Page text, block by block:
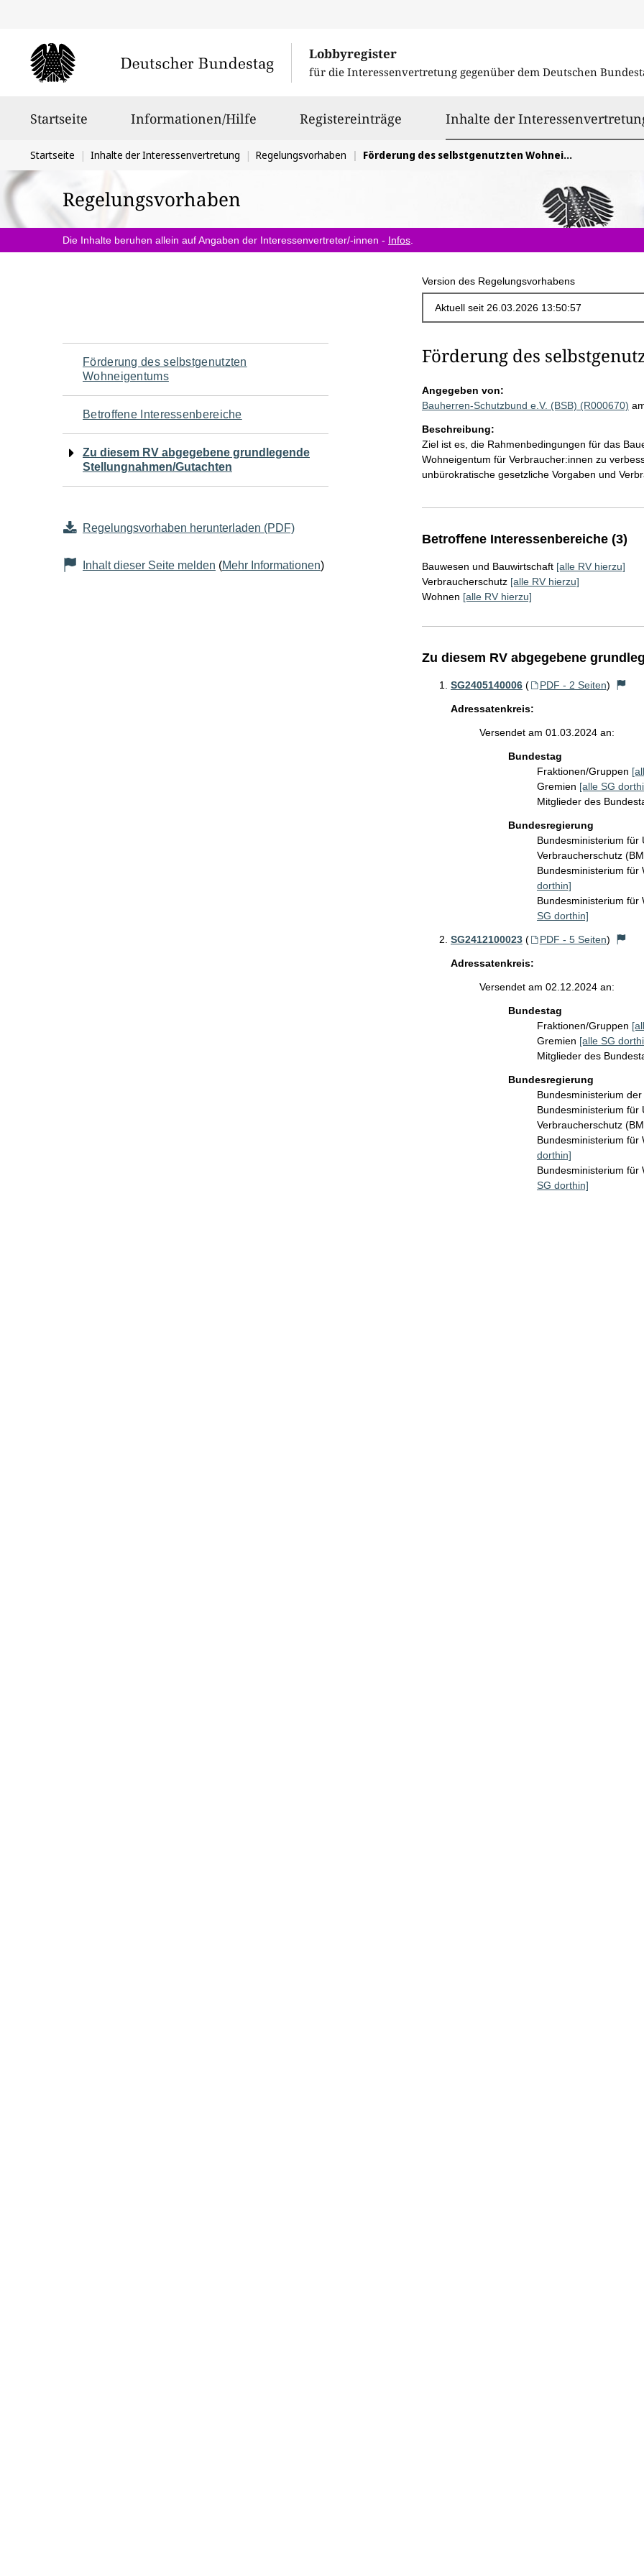
Lobbyregister
für die Interessenvertretung gegenüber dem Deutschen
Startseite Informationen/Hilfe Registereinträge Inhalte der
Sie
befinden
sich
hier:
Startseite Inhalte der Interessenvertretung Regelungsvorhaben Förderung des selbstgenutzten Wohneigentums
Regelungsvorhaben
Die Inhalte beruhen allein auf Angaben der Interessenvertreter/-innen - Infos
Version des Regelungsvorhabens
Navigation
für
den
Seiteninhalt
Förderung des selbstgenutzten
Wohneigentums
Betroffene Interessenbereiche
Zu diesem RV abgegebene grundlegende
Stellungnahmen/Gutachten
Regelungsvorhaben herunterladen (PDF)
Inhalt dieser Seite melden (Mehr Informationen)
Förderung des
Angegeben von:
Bauherren-Schutzbund e.V. (BSB) (R000670)
Beschreibung:
Ziel ist es, die Rahmenbedingungen für das
Wohneigentum für Verbraucher:innen zu
unbürokratische gesetzliche Vorgaben und
Betroffene Interessenbereiche (3)
Bauwesen und Bauwirtschaft [alle RV hierzu]
Verbraucherschutz [alle RV hierzu]
Wohnen [alle RV hierzu]
Zu diesem RV abgegebene
SG2405140006 ( PDF - 2 Seiten)
Adressatenkreis:
Versendet am 01.03.2024 an:
Bundestag
Fraktionen/Gruppen
Gremien [alle SG
Mitglieder des
Bundesregierung
Bundesministerium für
Verbraucherschutz
Bundesministerium für
dorthin]
Bundesministerium für
SG dorthin]
SG2412100023 ( PDF - 5 Seiten)
Adressatenkreis:
Versendet am 02.12.2024 an:
Bundestag
Fraktionen/Gruppen
Gremien [alle SG
Mitglieder des
Bundesregierung
Bundesministerium
Bundesministerium für
Verbraucherschutz
Bundesministerium für
dorthin]
Bundesministerium für
SG dorthin]